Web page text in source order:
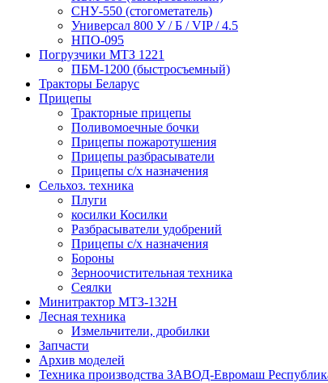
СНУ-550 (стогометатель)
Универсал 800 У / Б / VIP / 4.5
НПО-095
Погрузчики МТЗ 1221
ПБМ-1200 (быстросъемный)
Тракторы Беларус
Прицепы
Тракторные прицепы
Поливомоечные бочки
Прицепы пожаротушения
Прицепы разбрасыватели
Прицепы с/х назначения
Сельхоз. техника
Плуги
косилки Косилки
Разбрасыватели удобрений
Прицепы с/х назначения
Бороны
Зерноочистительная техника
Сеялки
Минитрактор МТЗ-132Н
Лесная техника
Измельчители, дробилки
Запчасти
Архив моделей
Техника производства ЗАВОД-Евромаш